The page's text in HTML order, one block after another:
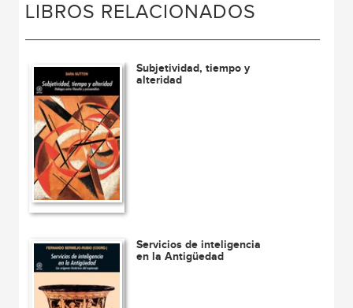
LIBROS RELACIONADOS
Subjetividad, tiempo y
alteridad
Servicios de inteligencia
en la Antigüedad